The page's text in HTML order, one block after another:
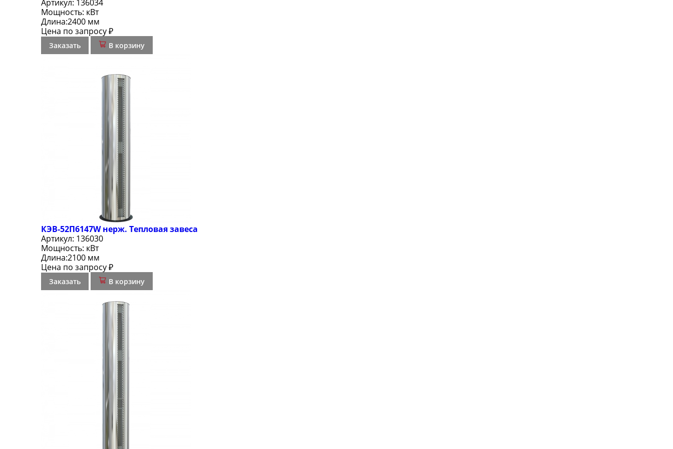
Артикул: 136034
Мощность: кВт
Длина:2400 мм
Цена по запросу ₽
Заказать В корзину
КЭВ-52П6147W нерж. Тепловая завеса
Артикул: 136030
Мощность: кВт
Длина:2100 мм
Цена по запросу ₽
Заказать В корзину